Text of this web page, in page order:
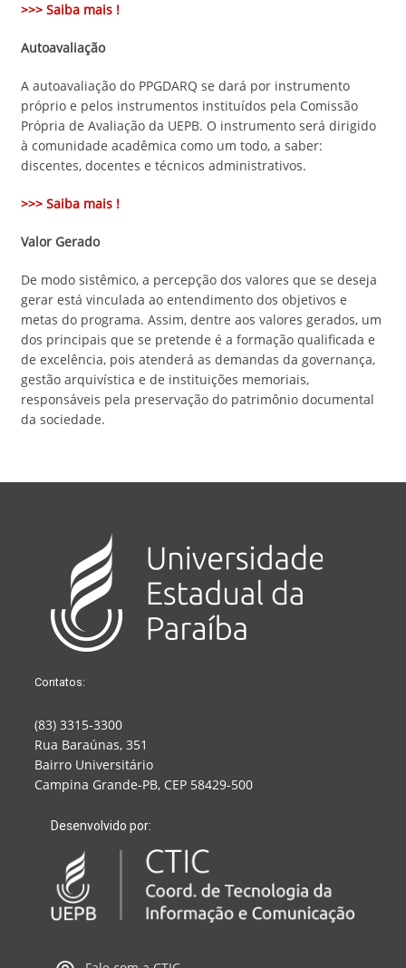
>>> Saiba mais !
Autoavaliação
A autoavaliação do PPGDARQ se dará por instrumento
próprio e pelos instrumentos instituídos pela Comissão
Própria de Avaliação da UEPB. O instrumento será dirigido
à comunidade acadêmica como um todo, a saber:
discentes, docentes e técnicos administrativos.
>>> Saiba mais !
Valor Gerado
De modo sistêmico, a percepção dos valores que se deseja
gerar está vinculada ao entendimento dos objetivos e
metas do programa. Assim, dentre aos valores gerados, um
dos principais que se pretende é a formação qualificada e
de excelência, pois atenderá as demandas da governança,
gestão arquivística e de instituições memoriais,
responsáveis pela preservação do patrimônio documental
da sociedade.
Contatos:
(83) 3315-3300
Rua Baraúnas, 351
Bairro Universitário
Campina Grande-PB, CEP 58429-500
Desenvolvido por: